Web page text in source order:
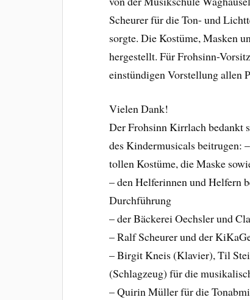
Scheurer für die Ton- und
sorgte. Die Kostüme, Masken
hergestellt. Für Frohsinn-
einstündigen Vorstellung allen
Vielen Dank!
Der Frohsinn Kirrlach bedankt
des Kindermusicals beitrugen:
tollen Kostüme, die Maske
– den Helferinnen und Helfern
Durchführung
– der Bäckerei Oechsler und
– Ralf Scheurer und der
– Birgit Kneis (Klavier), Til
(Schlagzeug) für die
– Quirin Müller für die